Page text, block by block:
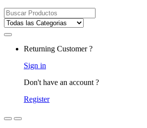
Search for:
Returning Customer ?
Sign in
Don't have an account ?
Register